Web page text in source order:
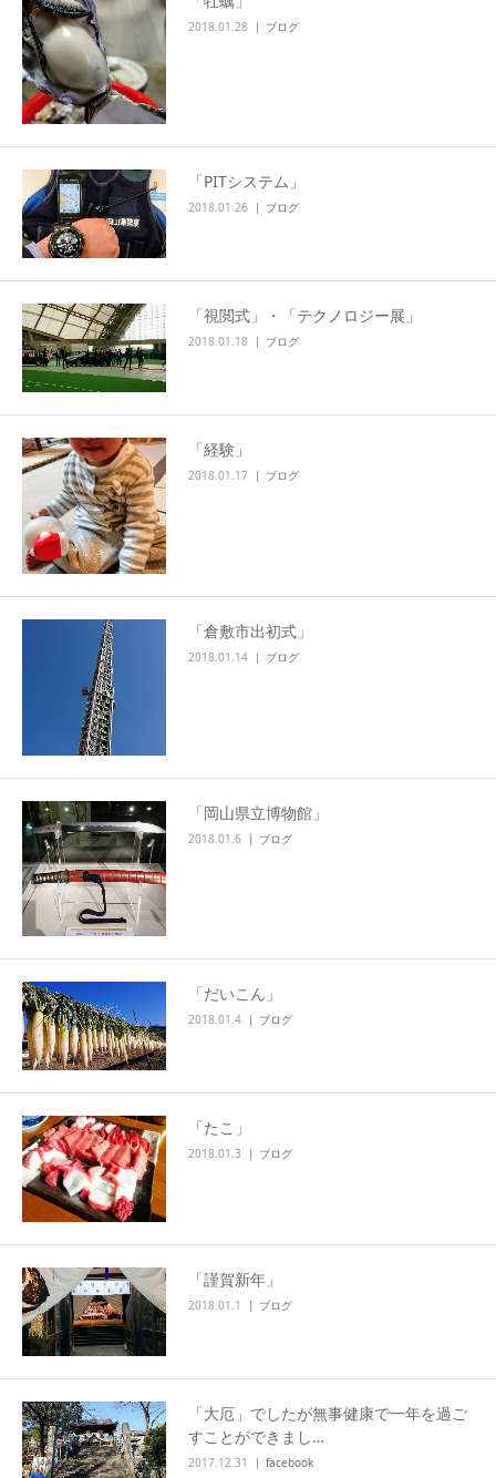
2018.01.28 ブログ
「PITシステム」
2018.01.26 ブログ
「視閲式」・「テクノロジー展」
2018.01.18 ブログ
「経験」
2018.01.17 ブログ
「倉敷市出初式」
2018.01.14 ブログ
「岡山県立博物館」
2018.01.6 ブログ
「だいこん」
2018.01.4 ブログ
「たこ」
2018.01.3 ブログ
「謹賀新年」
2018.01.1 ブログ
「大厄」でしたが無事健康で一年を過ご
すことができまし…
2017.12.31 facebook